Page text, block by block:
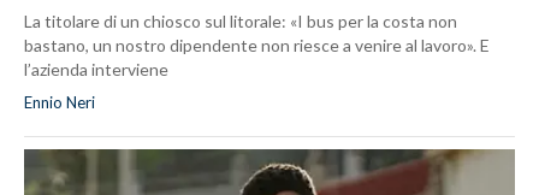
La titolare di un chiosco sul litorale: «I bus per la costa non
bastano, un nostro dipendente non riesce a venire al lavoro». E
l’azienda interviene
Ennio Neri